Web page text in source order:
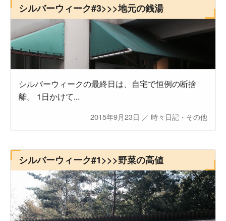
シルバーウィーク#3>>>地元の銭湯
シルバーウィークの最終日は、自宅で恒例の断捨
離。 1日かけて...
2015年9月23日 ／ 時々日記・その他
シルバーウィーク#1>>>野菜の高値